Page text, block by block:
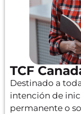
TCF
Destinado a
intención de
permanente o